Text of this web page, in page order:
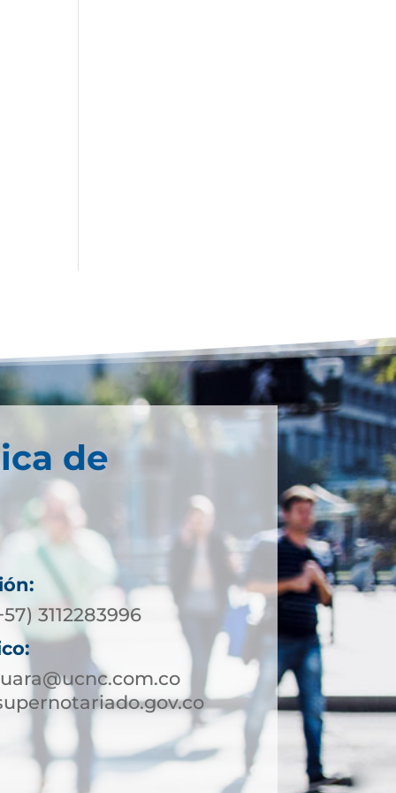
de
3112283996